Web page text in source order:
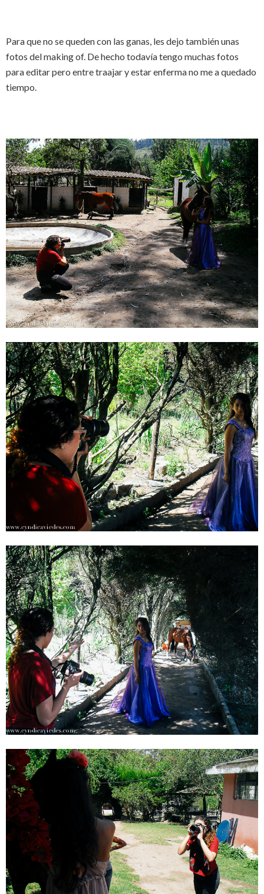
Para que no se queden con las ganas, les dejo también unas
fotos del making of. De hecho todavía tengo muchas fotos
para editar pero entre traajar y estar enferma no me a quedado
tiempo.